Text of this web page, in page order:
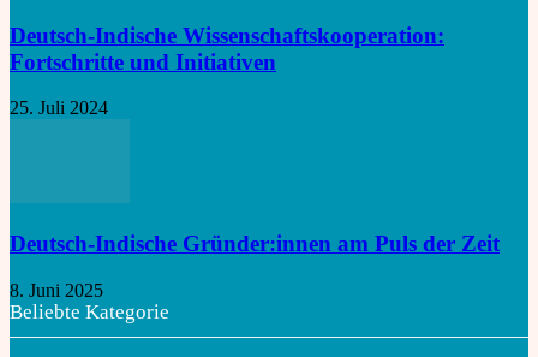
Deutsch-Indische Wissenschaftskooperation:
Fortschritte und Initiativen
25. Juli 2024
Deutsch-Indische Gründer:innen am Puls der Zeit
8. Juni 2025
Beliebte Kategorie